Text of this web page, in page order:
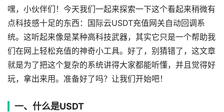
嘿，小伙伴们！今天我们一起来探索一下这个看起来稍微有
点科技感十足的东西：国际云USDT充值网关自动回调系
统。这听起来像是某种高科技武器，其实它只是一个帮助我
们在网上轻松充值的神奇小工具。好了，别猜错了，这文章
就是为了把这个复杂的系统讲得大家都能听懂，并且觉得好
玩，拿出来用。准备好了吗？让我们开始吧！
一、什么是USDT